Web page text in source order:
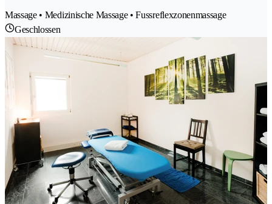
Massage • Medizinische Massage • Fussreflexzonenmassage
Geschlossen